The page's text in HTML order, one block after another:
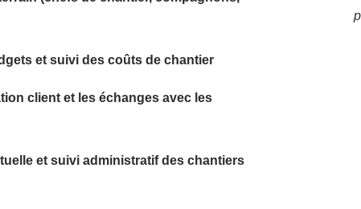
et suivi des coûts de chantier
client et les échanges avec les
et suivi administratif des chantiers